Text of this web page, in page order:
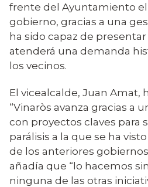
frente del Ayuntamiento
gobierno, gracias a una
ha sido capaz de
atenderá una demanda
los vecinos.
El vicealcalde, Juan Amat,
“Vinaròs avanza gracias a
con proyectos claves para
parálisis a la que se ha
de los anteriores
añadía que “lo hacemos
ninguna de las otras